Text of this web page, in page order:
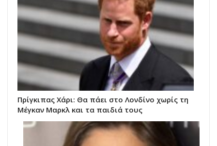
Πρίγκιπας Χάρι: Θα πάει στο Λονδίνο χωρίς τη
Μέγκαν Μαρκλ και τα παιδιά τους